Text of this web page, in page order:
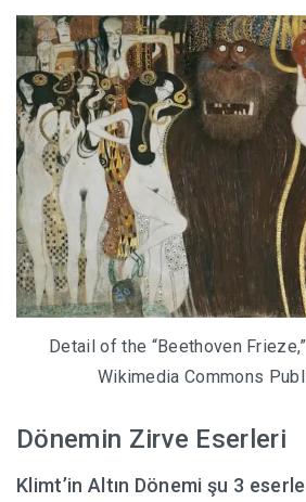
Detail of the “Beethoven
Wikimedia Commons
Dönemin Zirve Eserleri
Klimt’in Altın Dönemi şu 3